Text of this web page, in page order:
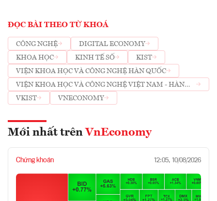
ĐỌC BÀI THEO TỪ KHOÁ
CÔNG NGHỆ
DIGITAL ECONOMY
KHOA HỌC
KINH TẾ SỐ
KIST
VIỆN KHOA HỌC VÀ CÔNG NGHỆ HÀN QUỐC
VIỆN KHOA HỌC VÀ CÔNG NGHỆ VIỆT NAM - HÀN
QUỐC
VKIST VNECONOMY
Mới nhất trên VnEconomy
Chứng khoán 12:05, 10/08/2026